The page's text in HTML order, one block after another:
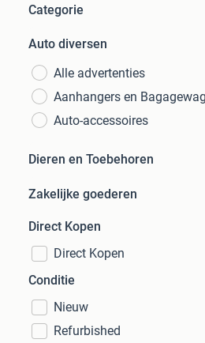
Categorie
Auto diversen
Alle advertenties
Aanhangers en
Auto-accessoires
Dieren en Toebehoren
Zakelijke goederen
Direct Kopen
Direct Kopen
Conditie
Nieuw
Refurbished